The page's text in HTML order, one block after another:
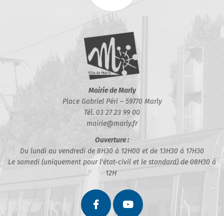
Mairie de Marly
Place Gabriel Péri – 59770 Marly
Tél. 03 27 23 99 00
mairie@marly.fr
Ouverture :
Du lundi au vendredi de 8H30 à 12H00 et de 13H30 à 17H30
Le samedi (uniquement pour l'état-civil et le standard) de 08H30 à
12H